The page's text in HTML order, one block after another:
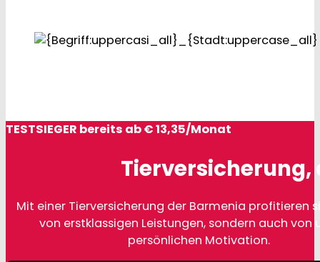
TESTSIEGER bereits ab € 13,35/Monat
Tierversicherung,
Mit einer Tierversicherung der Barmenia profitieren
von erstklassigen Leistungen, sondern auch von
persönlichen Motivation.